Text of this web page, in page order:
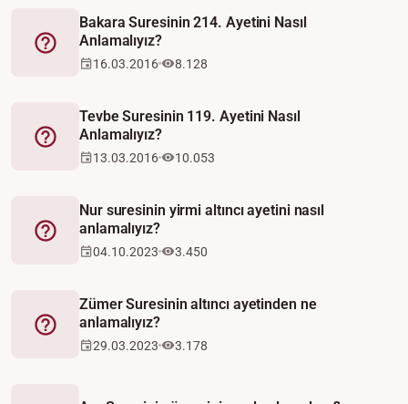
Fetva
Bakara Suresinin 214. Ayetini Nasıl
Anlamalıyız?
16.03.2016 8.128
Fetva
Tevbe Suresinin 119. Ayetini Nasıl
Anlamalıyız?
13.03.2016 10.053
Fetva
Nur suresinin yirmi altıncı ayetini nasıl
anlamalıyız?
04.10.2023 3.450
Fetva
Zümer Suresinin altıncı ayetinden ne
anlamalıyız?
29.03.2023 3.178